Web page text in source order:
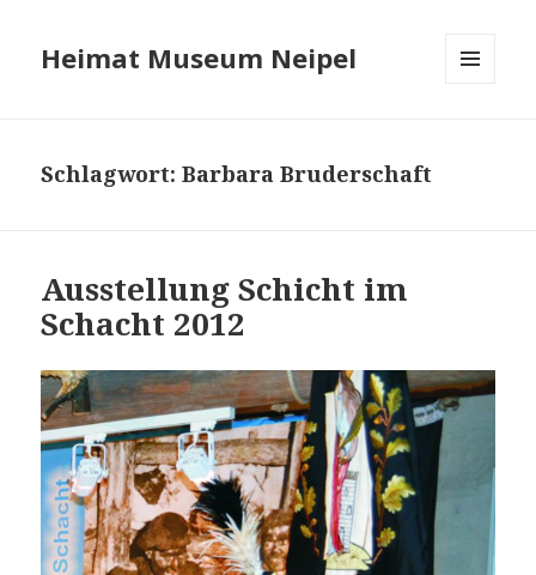
Heimat Museum Neipel
Schlagwort:Barbara Bruderschaft
Ausstellung Schicht im
Schacht 2012